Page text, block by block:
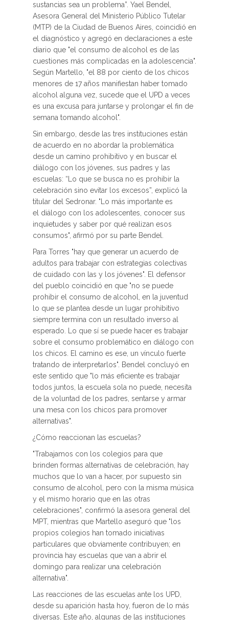
sustancias sea un problema”. Yael Bendel,
Asesora General del Ministerio Público Tutelar
(MTP) de la Ciudad de Buenos Aires, coincidió en
el diagnóstico y agregó en declaraciones a este
diario que "el consumo de alcohol es de las
cuestiones más complicadas en la adolescencia".
Según Martello, "el 88 por ciento de los chicos
menores de 17 años manifiestan haber tomado
alcohol alguna vez, sucede que el UPD a veces
es una excusa para juntarse y prolongar el fin de
semana tomando alcohol".
Sin embargo, desde las tres instituciones están
de acuerdo en no abordar la problemática
desde un camino prohibitivo y en buscar el
diálogo con los jóvenes, sus padres y las
escuelas: “Lo que se busca no es prohibir la
celebración sino evitar los excesos”, explicó la
titular del Sedronar. "Lo más importante es
el diálogo con los adolescentes, conocer sus
inquietudes y saber por qué realizan esos
consumos", afirmó por su parte Bendel.
Para Torres "hay que generar un acuerdo de
adultos para trabajar con estrategias colectivas
de cuidado con las y los jóvenes". El defensor
del pueblo coincidió en que "no se puede
prohibir el consumo de alcohol, en la juventud
lo que se plantea desde un lugar prohibitivo
siempre termina con un resultado inverso al
esperado. Lo que sí se puede hacer es trabajar
sobre el consumo problemático en diálogo con
los chicos. El camino es ese, un vínculo fuerte
tratando de interpretarlos". Bendel concluyó en
este sentido que "lo más eficiente es trabajar
todos juntos, la escuela sola no puede, necesita
de la voluntad de los padres, sentarse y armar
una mesa con los chicos para promover
alternativas".
¿Cómo reaccionan las escuelas?
"Trabajamos con los colegios para que
brinden formas alternativas de celebración, hay
muchos que lo van a hacer, por supuesto sin
consumo de alcohol, pero con la misma música
y el mismo horario que en las otras
celebraciones", confirmó la asesora general del
MPT, mientras que Martello aseguró que "los
propios colegios han tomado iniciativas
particulares que obviamente contribuyen; en
provincia hay escuelas que van a abrir el
domingo para realizar una celebración
alternativa".
Las reacciones de las escuelas ante los UPD,
desde su aparición hasta hoy, fueron de lo más
diversas. Este año, algunas de las instituciones